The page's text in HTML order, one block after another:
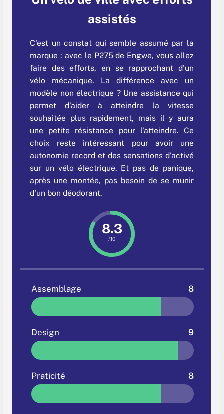
8.3
/10
assistés
C'est un constat qui semble assumé par la
marque : avec le P275 de Engwe, vous allez
faire des efforts, en se rapprochant d'un
vélo mécanique. La différence avec un
modèle non électrique ? Une assistance qui
permet d'aider à atteindre la vitesse
souhaitée plus rapidement, mais il y aura
une petite résistance pour l'atteindre. Ce
choix reste intéressant pour avoir une
autonomie record et des sensations d'activé
sur un vélo électrique. Et pas de panique,
après une montée, pas besoin de se munir
d'un bon déodorant.
Assemblage 8
Design 9
Praticité 8